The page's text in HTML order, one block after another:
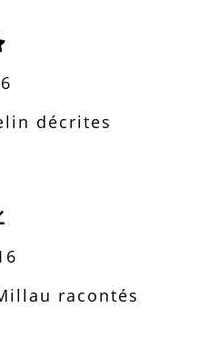
décrites
racontés